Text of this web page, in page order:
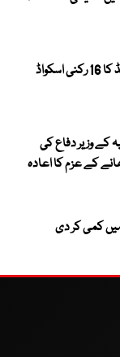
پاکستان کیخلاف ٹیسٹ سیریز ، انگلینڈ کا 16 رکنی اسکواڈ
کے وزیر دفاع کی
کے عزم کا اعادہ
کمی کر دی